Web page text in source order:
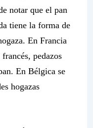
notar que el pan
tiene la forma de
En Francia
pedazos
En Bélgica se
hogazas